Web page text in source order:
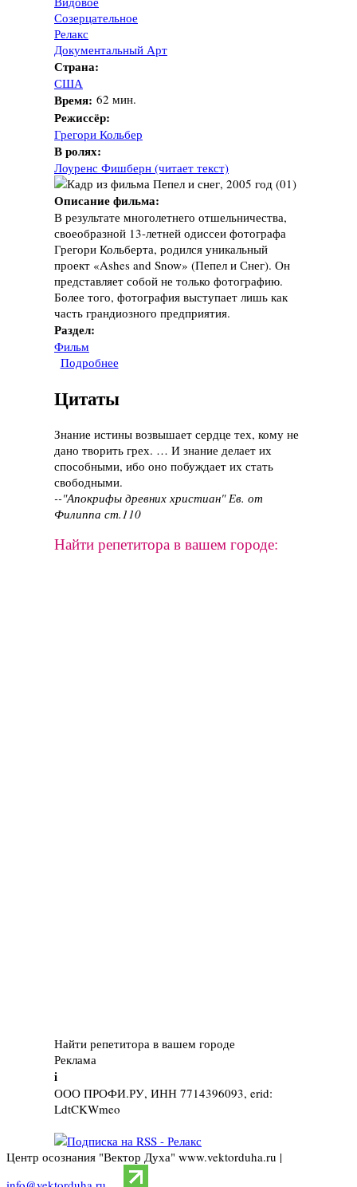
Созерцательное
Релакс
Документальный Арт
Страна:
США
Время: 62 мин.
Режиссёр:
Грегори Кольбер
В ролях:
Лоуренс Фишберн (читает текст)
Описание фильма:
В результате многолетнего отшельничества,
своеобразной 13-летней одиссеи фотографа
Грегори Кольберта, родился уникальный
проект «Ashes and Snow» (Пепел и Снег). Он
представляет собой не только фотографию.
Более того, фотография выступает лишь как
часть грандиозного предприятия.
Раздел:
Фильм
Подробнее
Цитаты
Знание истины возвышает сердце тех, кому не
дано творить грех. … И знание делает их
способными, ибо оно побуждает их стать
свободными.
--"Апокрифы древних христиан" Ев. от
Филиппа ст.110
Найти репетитора в вашем городе:
Найти репетитора в вашем городе
Реклама
i
ООО ПРОФИ.РУ, ИНН 7714396093, erid:
LdtCKWmeo
Центр осознания "Вектор Духа" www.vektorduha.ru |